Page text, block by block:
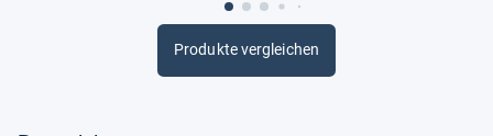
Produkte vergleichen